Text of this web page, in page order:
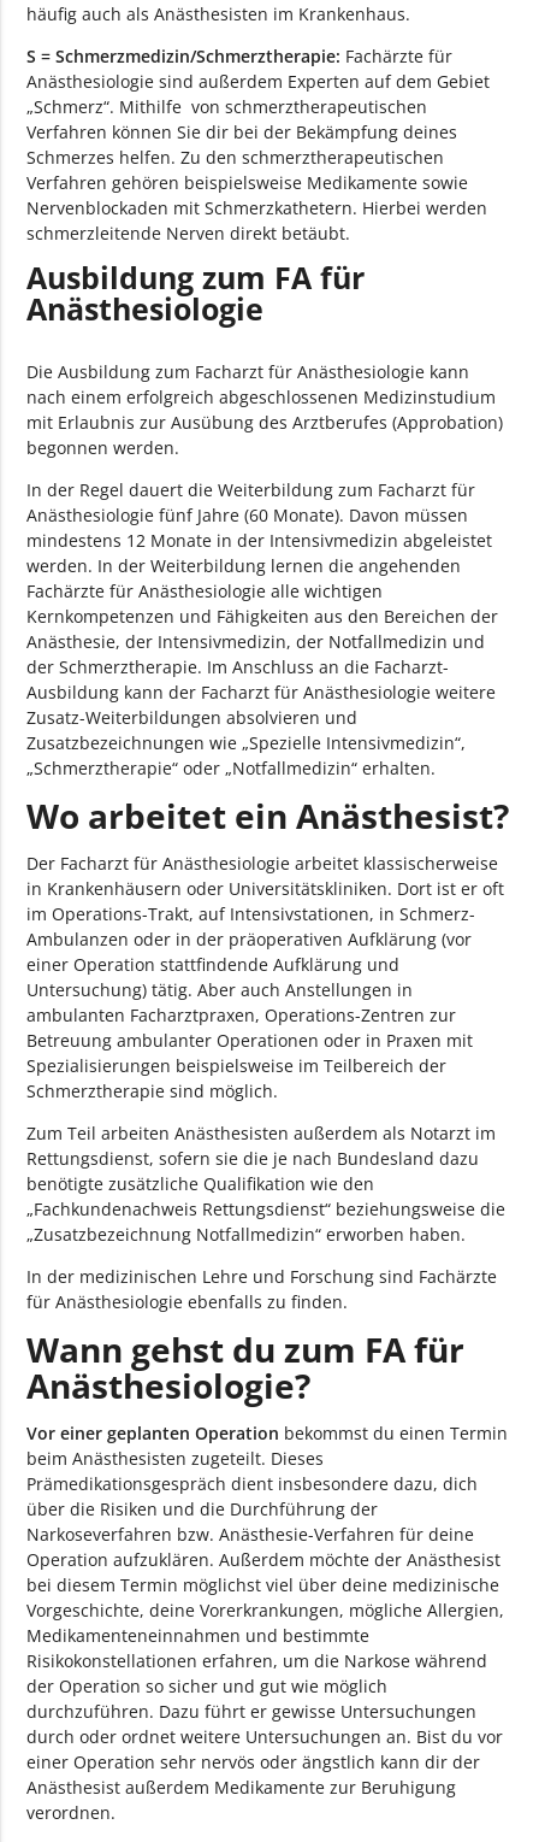
häufig auch als Anästhesisten im Krankenhaus.
S = Schmerzmedizin/Schmerztherapie: Fachärzte für
Anästhesiologie sind außerdem Experten auf dem Gebiet
„Schmerz“. Mithilfe von schmerztherapeutischen
Verfahren können Sie dir bei der Bekämpfung deines
Schmerzes helfen. Zu den schmerztherapeutischen
Verfahren gehören beispielsweise Medikamente sowie
Nervenblockaden mit Schmerzkathetern. Hierbei werden
schmerzleitende Nerven direkt betäubt.
Ausbildung zum FA für
Anästhesiologie
Die Ausbildung zum Facharzt für Anästhesiologie kann
nach einem erfolgreich abgeschlossenen Medizinstudium
mit Erlaubnis zur Ausübung des Arztberufes (Approbation)
begonnen werden.
In der Regel dauert die Weiterbildung zum Facharzt für
Anästhesiologie fünf Jahre (60 Monate). Davon müssen
mindestens 12 Monate in der Intensivmedizin abgeleistet
werden. In der Weiterbildung lernen die angehenden
Fachärzte für Anästhesiologie alle wichtigen
Kernkompetenzen und Fähigkeiten aus den Bereichen der
Anästhesie, der Intensivmedizin, der Notfallmedizin und
der Schmerztherapie. Im Anschluss an die Facharzt-
Ausbildung kann der Facharzt für Anästhesiologie weitere
Zusatz-Weiterbildungen absolvieren und
Zusatzbezeichnungen wie „Spezielle Intensivmedizin“,
„Schmerztherapie“ oder „Notfallmedizin“ erhalten.
Wo arbeitet ein Anästhesist?
Der Facharzt für Anästhesiologie arbeitet klassischerweise
in Krankenhäusern oder Universitätskliniken. Dort ist er oft
im Operations-Trakt, auf Intensivstationen, in Schmerz-
Ambulanzen oder in der präoperativen Aufklärung (vor
einer Operation stattfindende Aufklärung und
Untersuchung) tätig. Aber auch Anstellungen in
ambulanten Facharztpraxen, Operations-Zentren zur
Betreuung ambulanter Operationen oder in Praxen mit
Spezialisierungen beispielsweise im Teilbereich der
Schmerztherapie sind möglich.
Zum Teil arbeiten Anästhesisten außerdem als Notarzt im
Rettungsdienst, sofern sie die je nach Bundesland dazu
benötigte zusätzliche Qualifikation wie den
„Fachkundenachweis Rettungsdienst“ beziehungsweise die
„Zusatzbezeichnung Notfallmedizin“ erworben haben.
In der medizinischen Lehre und Forschung sind Fachärzte
für Anästhesiologie ebenfalls zu finden.
Wann gehst du zum FA für
Anästhesiologie?
Vor einer geplanten Operation bekommst du einen Termin
beim Anästhesisten zugeteilt. Dieses
Prämedikationsgespräch dient insbesondere dazu, dich
über die Risiken und die Durchführung der
Narkoseverfahren bzw. Anästhesie-Verfahren für deine
Operation aufzuklären. Außerdem möchte der Anästhesist
bei diesem Termin möglichst viel über deine medizinische
Vorgeschichte, deine Vorerkrankungen, mögliche Allergien,
Medikamenteneinnahmen und bestimmte
Risikokonstellationen erfahren, um die Narkose während
der Operation so sicher und gut wie möglich
durchzuführen. Dazu führt er gewisse Untersuchungen
durch oder ordnet weitere Untersuchungen an. Bist du vor
einer Operation sehr nervös oder ängstlich kann dir der
Anästhesist außerdem Medikamente zur Beruhigung
verordnen.